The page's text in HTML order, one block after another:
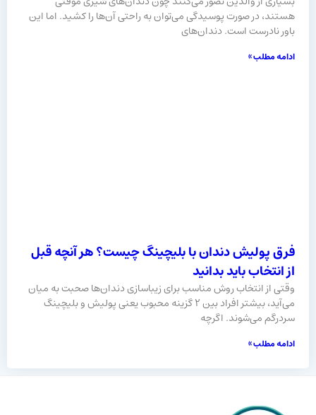
هستند، در صورت پوسیدگی می‌توان به‌ راحتی آن‌ها را کشید. اما این
باور نادرست است. دندان‌های
ادامه مطلب »
فرق پولیش دندان با بلیچینگ چیست؟ هر آنچه قبل
از انتخاب باید بدانید
وقتی از انتخاب روش مناسب برای زیباسازی دندان‌ها صحبت به میان
می‌آید، بیشتر افراد بین ۲ گزینه محبوب یعنی پولیش و بلیچینگ
سردرگم می‌شوند. اگرچه
ادامه مطلب »